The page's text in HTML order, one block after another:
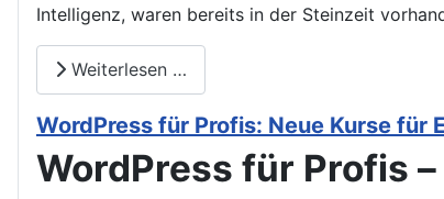
Intelligenz, waren bereits in der Steinzeit
Weiterlesen …
WordPress für Profis: Neue Kurse
WordPress für Profis